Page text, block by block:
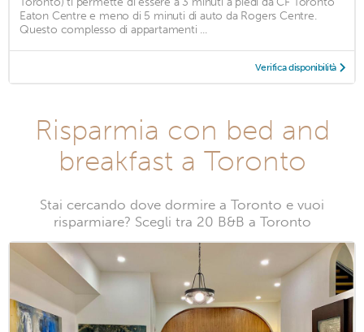
Eaton Centre e meno di 5 minuti di auto da Rogers Centre.
Questo complesso di appartamenti ...
Verifica disponibilità
Risparmia con bed and
breakfast a Toronto
Stai cercando dove dormire a Toronto e vuoi
risparmiare? Scegli tra 20 B&B a Toronto